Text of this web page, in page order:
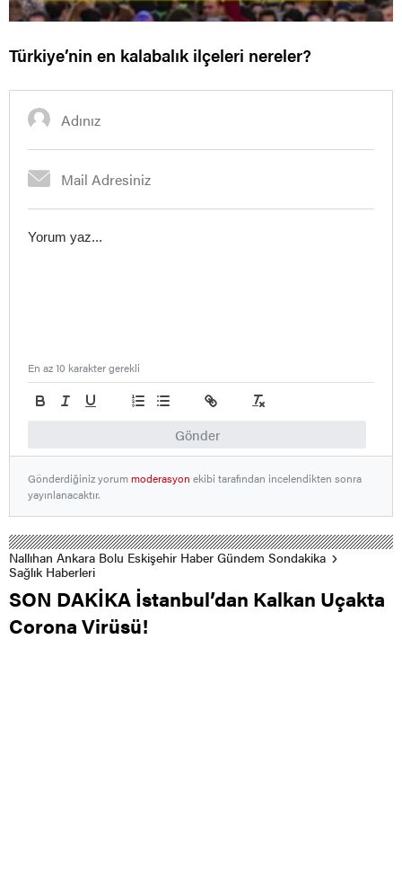
Türkiye’nin en kalabalık ilçeleri nereler?
Gönder
En az 10 karakter gerekli
Gönderdiğiniz yorummoderasyon ekibi tarafından incelendikten sonra
yayınlanacaktır.
Nallıhan Ankara Bolu Eskişehir Haber Gündem Sondakika
Sağlık Haberleri
SON DAKİKA İstanbul’dan Kalkan Uçakta
Corona Virüsü!